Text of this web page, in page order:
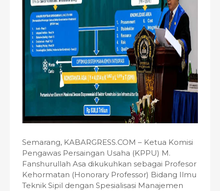
Semarang, KABARGRESS.COM – Ketua Komisi
Pengawas Persaingan Usaha (KPPU) M.
Fanshurullah Asa dikukuhkan sebagai Profesor
Kehormatan (Honorary Professor) Bidang Ilmu
Teknik Sipil dengan Spesialisasi Manajemen